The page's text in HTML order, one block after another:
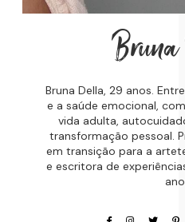
Bruna Della, 29 anos.
e a saúde emocional,
vida adulta,
transformação pessoal.
em transição para a
e escritora de